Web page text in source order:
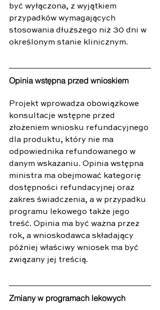
być wyłączona, z wyjątkiem
przypadków wymagających
stosowania dłuższego niż 30 dni w
określonym stanie klinicznym.
Opinia wstępna przed wnioskiem
Projekt wprowadza obowiązkowe
konsultacje wstępne przed
złożeniem wniosku refundacyjnego
dla produktu, który nie ma
odpowiednika refundowanego w
danym wskazaniu. Opinia wstępna
ministra ma obejmować kategorię
dostępności refundacyjnej oraz
zakres świadczenia, a w przypadku
programu lekowego także jego
treść. Opinia ma być ważna przez
rok, a wnioskodawca składający
później właściwy wniosek ma być
związany jej treścią.
Zmiany w programach lekowych